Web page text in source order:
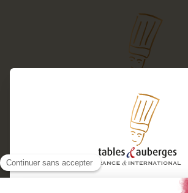
Services